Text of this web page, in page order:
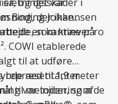
Boding Johannsen
der ikke
som kræver ro
en kantine på
COWI etablerede
til at udføre
ned til 1,9 meter
var injicering af
repræsentanter
til metoden, som de